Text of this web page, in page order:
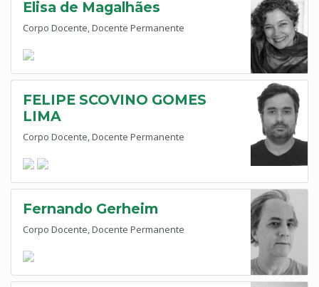
Elisa de Magalhães
Corpo Docente, Docente Permanente
FELIPE SCOVINO GOMES
LIMA
Corpo Docente, Docente Permanente
Fernando Gerheim
Corpo Docente, Docente Permanente